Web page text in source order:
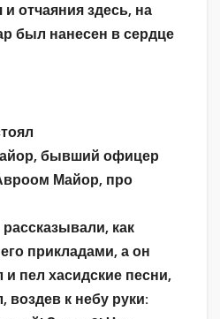
отчаяния здесь, на
был нанесен в сердце
бывший офицер
Майор, про
как
прикладами, а он
пел хасидские песни,
воздев к небу руки: